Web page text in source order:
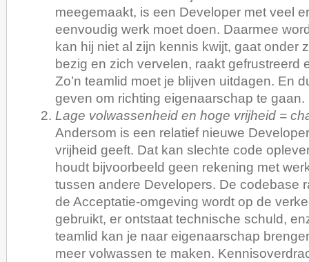
meegemaakt, is een Developer met veel
eenvoudig werk moet doen. Daarmee
kan hij niet al zijn kennis kwijt, gaat onder
bezig en zich vervelen, raakt gefrustreerd
Zo’n teamlid moet je blijven uitdagen. En
geven om richting eigenaarschap te gaan.
Lage volwassenheid en hoge vrijheid =
Andersom is een relatief nieuwe
vrijheid geeft. Dat kan slechte code
houdt bijvoorbeeld geen rekening met
tussen andere Developers. De codebase
de Acceptatie-omgeving wordt op de
gebruikt, er ontstaat technische schuld,
teamlid kan je naar eigenaarschap
meer volwassen te maken.